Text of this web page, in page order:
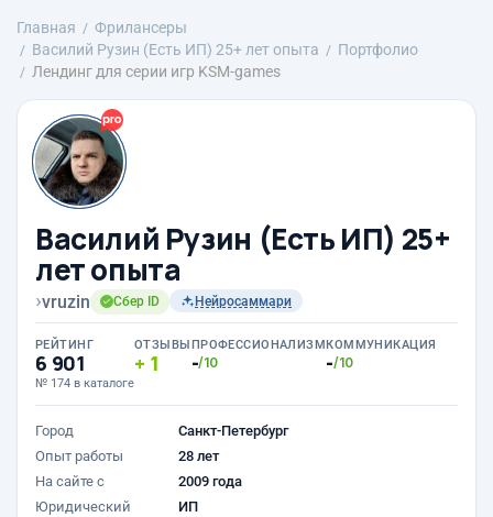
Главная
Фрилансеры
Василий Рузин (Есть ИП) 25+ лет опыта
Портфолио
Лендинг для серии игр KSM-games
Василий Рузин (Есть ИП) 25+
лет опыта
›vruzin Сбер ID Нейросаммари
РЕЙТИНГ
6 901
№ 174 в каталоге
ОТЗЫВЫ
1
ПРОФЕССИОНАЛИЗМ
-/10
КОММУНИКАЦИЯ
-/10
Город
Санкт-Петербург
Опыт работы
28 лет
На сайте с
2009 года
Юридический
ИП